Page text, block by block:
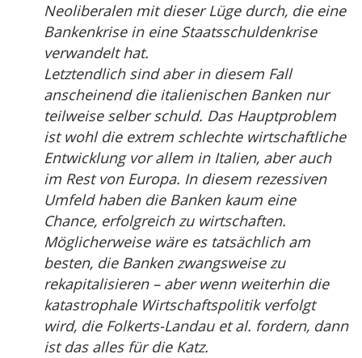
Neoliberalen mit dieser Lüge durch, die eine
Bankenkrise in eine Staatsschuldenkrise
verwandelt hat.
Letztendlich sind aber in diesem Fall
anscheinend die italienischen Banken nur
teilweise selber schuld. Das Hauptproblem
ist wohl die extrem schlechte wirtschaftliche
Entwicklung vor allem in Italien, aber auch
im Rest von Europa. In diesem rezessiven
Umfeld haben die Banken kaum eine
Chance, erfolgreich zu wirtschaften.
Möglicherweise wäre es tatsächlich am
besten, die Banken zwangsweise zu
rekapitalisieren – aber wenn weiterhin die
katastrophale Wirtschaftspolitik verfolgt
wird, die Folkerts-Landau et al. fordern, dann
ist das alles für die Katz.